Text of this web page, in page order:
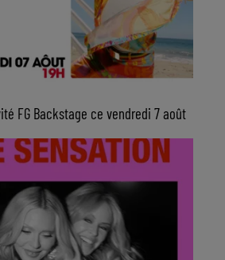
FG Backstage ce vendredi 7 août